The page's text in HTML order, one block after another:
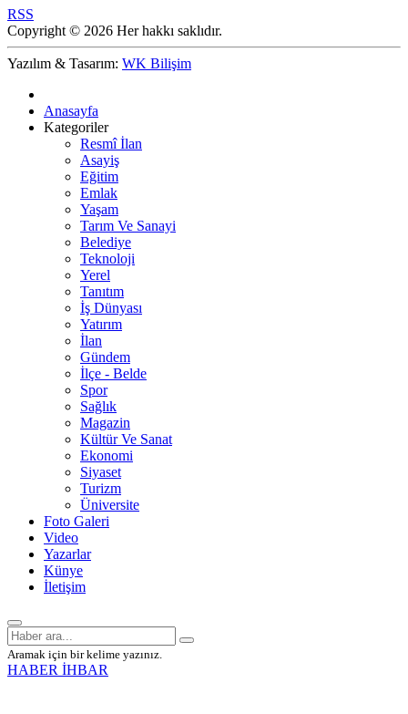
RSS
Copyright © 2026 Her hakkı saklıdır.
Yazılım & Tasarım: WK Bilişim
Anasayfa
Kategoriler
Resmî İlan
Asayiş
Eğitim
Emlak
Yaşam
Tarım Ve Sanayi
Belediye
Teknoloji
Yerel
Tanıtım
İş Dünyası
Yatırım
İlan
Gündem
İlçe - Belde
Spor
Sağlık
Magazin
Kültür Ve Sanat
Ekonomi
Siyaset
Turizm
Üniversite
Foto Galeri
Video
Yazarlar
Künye
İletişim
Aramak için bir kelime yazınız.
HABER İHBAR